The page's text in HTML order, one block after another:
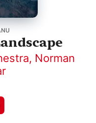
, Norman